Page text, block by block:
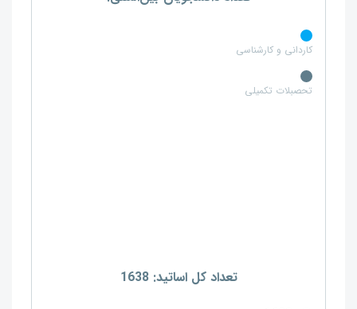
کاردانی و کارشناسی
تحصبلات تکمیلی
تعداد کل اساتید: 1638